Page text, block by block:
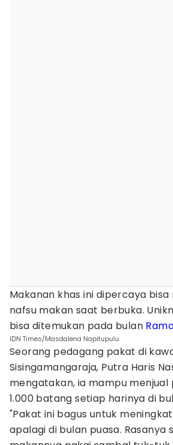
Makanan khas ini dipercaya
nafsu makan saat berbuka.
bisa ditemukan pada bulan
IDN Times/Masdalena Napitupulu
Seorang pedagang pakat di
Sisingamangaraja, Putra Haris
mengatakan, ia mampu
1.000 batang setiap harinya di
"Pakat ini bagus untuk
apalagi di bulan puasa. Rasanya